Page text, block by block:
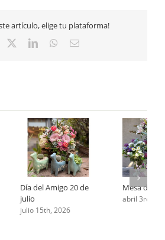
artículo, elige tu plataforma!
Facebook LinkedInWhatsApp
Email
Día del Amigo 20 de
julio
julio 15th, 2026
Mesa de
abril 3rd,